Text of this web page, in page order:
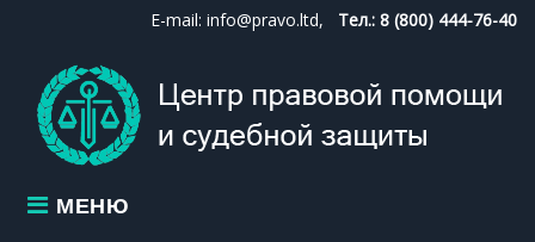
content
E-mail: info@pravo.ltd, Тел.: 8 (800) 444-76-40
МЕНЮ